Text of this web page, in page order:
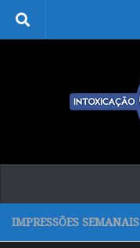
Skip to content
IMPRESSÕES SEMANAIS